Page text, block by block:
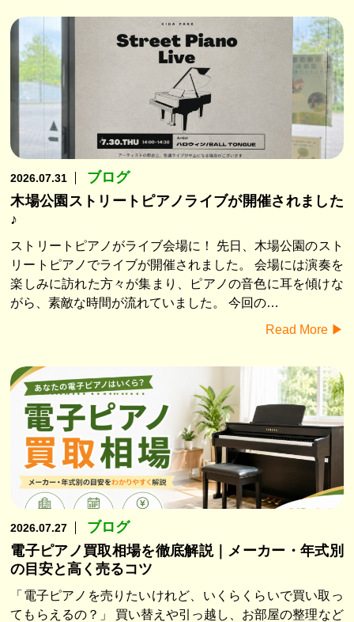
2026.07.31
ブログ
木場公園ストリートピアノライブが開催されました
♪
ストリートピアノがライブ会場に！ 先日、木場公園のスト
リートピアノでライブが開催されました。 会場には演奏を
楽しみに訪れた方々が集まり、ピアノの音色に耳を傾けな
がら、素敵な時間が流れていました。 今回の…
Read More ▶︎
2026.07.27
ブログ
電子ピアノ買取相場を徹底解説｜メーカー・年式別
の目安と高く売るコツ
「電子ピアノを売りたいけれど、いくらくらいで買い取っ
てもらえるの？」 買い替えや引っ越し、お部屋の整理など